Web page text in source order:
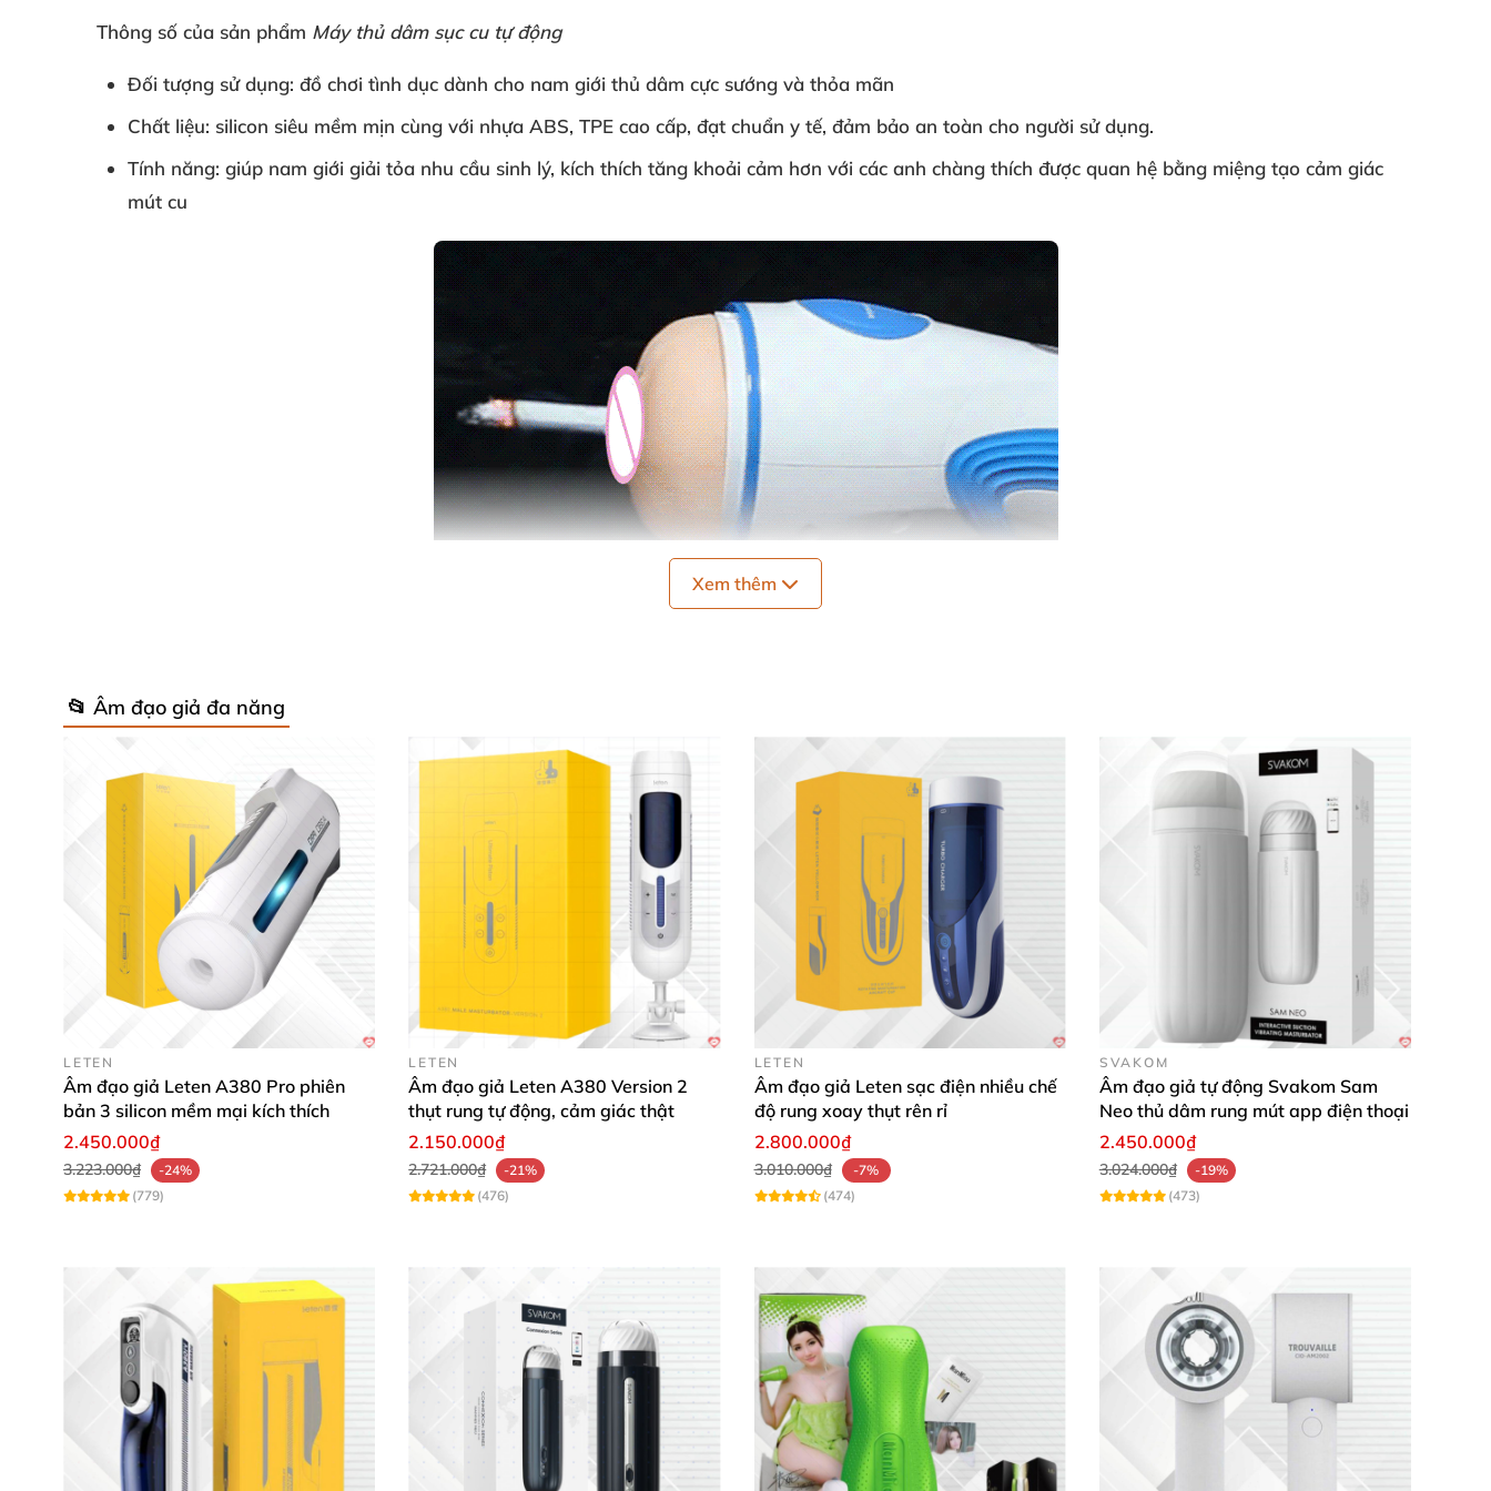
Thông số của sản phẩm Máy thủ dâm sục cu tự động
Đối tượng sử dụng: đồ chơi tình dục dành cho nam giới thủ dâm cực sướng và thỏa mãn
Chất liệu: silicon siêu mềm mịn cùng với nhựa ABS, TPE cao cấp, đạt chuẩn y tế, đảm bảo an toàn cho người sử dụng.
Tính năng: giúp nam giới giải tỏa nhu cầu sinh lý, kích thích tăng khoải cảm hơn với các anh chàng thích được quan hệ bằng miệng tạo cảm giác
mút cu
Kích thước: Chiều dài 23cm x Đường kính: 8 cm
Chức năng: Co bóp Rung 7 tần số
Sử dụng pin: sạc điện hoặc sạc qua cổng USB
Màu sắc: màu trắng xanh sang trọng
và hiện đại
rất thích hợp làm quà tặng
Hãng sản xuất: Leten
Thông tin Máy Bú Mút Cu Rung Co Bóp Mạnh Mẽ
Âm đạo giả Máy Bú Mút Cu Rung Co Bóp Mạnh Mẽ ngoài khả năng giải tỏa nhu cầu sinh lý thì còn có tác dụng cải thiện quan hệ tình dục trước
Xem thêm
📂 Âm đạo giả đa năng
LETEN
Âm đạo giả Leten A380 Pro phiên
bản 3 silicon mềm mại kích thích
2.450.000₫
3.223.000₫
-24%
(779)
LETEN
Âm đạo giả Leten A380 Version 2
thụt rung tự động, cảm giác thật
2.150.000₫
2.721.000₫
-21%
(476)
LETEN
Âm đạo giả Leten sạc điện nhiều chế
độ rung xoay thụt rên rỉ
2.800.000₫
3.010.000₫
-7%
(474)
SVAKOM
Âm đạo giả tự động Svakom Sam
Neo thủ dâm rung mút app điện thoại
2.450.000₫
3.024.000₫
-19%
(473)